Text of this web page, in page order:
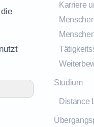
nutzt
Karriere
Studium
Distance